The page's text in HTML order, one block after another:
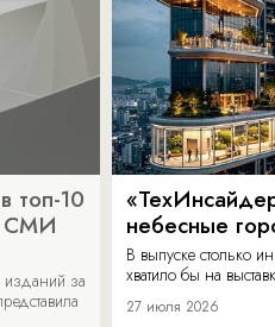
топ-10
СМИ
изданий за
небесные
В выпуске столько
хватило бы на
27 июля 2026